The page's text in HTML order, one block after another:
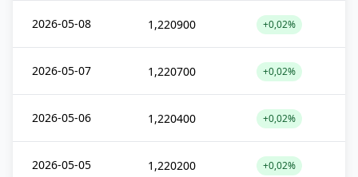
2026-05-08 1,220900 +0,02%
2026-05-07 1,220700 +0,02%
2026-05-06 1,220400 +0,02%
2026-05-05 1,220200 +0,02%